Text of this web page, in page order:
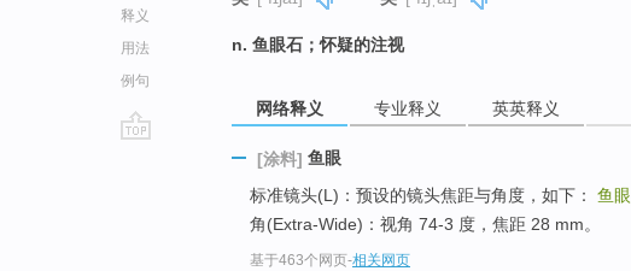
释义
用法
例句
n. 鱼眼石；怀疑的注视
网络释义 专业释义 英英释义
[涂料] 鱼眼
标准镜头(L)：预设的镜头焦距与角度，如下： 鱼眼
角(Extra-Wide)：视角 74-3 度，焦距 28 mm。
基于463个网页-相关网页